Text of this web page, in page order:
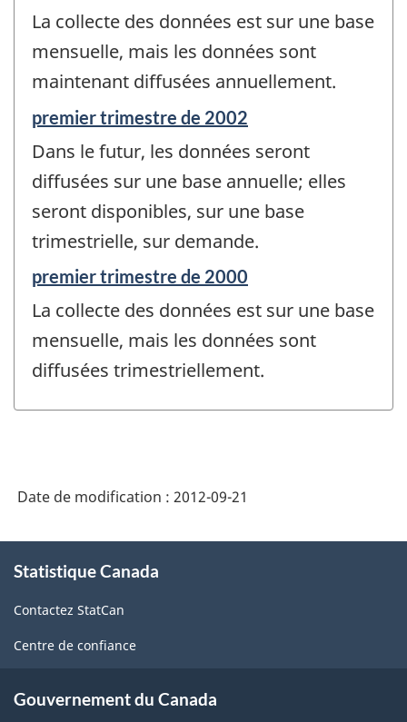
référence
de
changement
-
La collecte des données est sur une base
mensuelle, mais les données sont
maintenant diffusées annuellement.
Période
référence
de
-
premier trimestre de 2002
Dans le futur, les données seront
diffusées sur une base annuelle; elles
seront disponibles, sur une base
trimestrielle, sur demande.
Période
référence
de
changement
-
premier trimestre de 2000
La collecte des données est sur une base
mensuelle, mais les données sont
diffusées trimestriellement.
Date de modification : 2012-09-21
propos
ce
site
Statistique Canada
Contactez StatCan
Centre de confiance
Gouvernement du Canada